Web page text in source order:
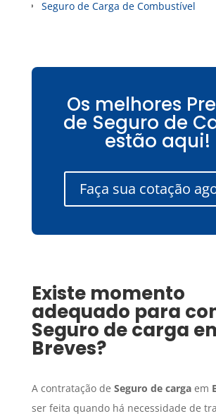
Seguro de Carga de Combustível
Os melhores
de Seguro de
estão aqui!
Faça sua cotação
Existe momento
adequado para
Seguro de carga
Breves?
A contratação de Seguro de cargaem
ser feita quando há necessidade de